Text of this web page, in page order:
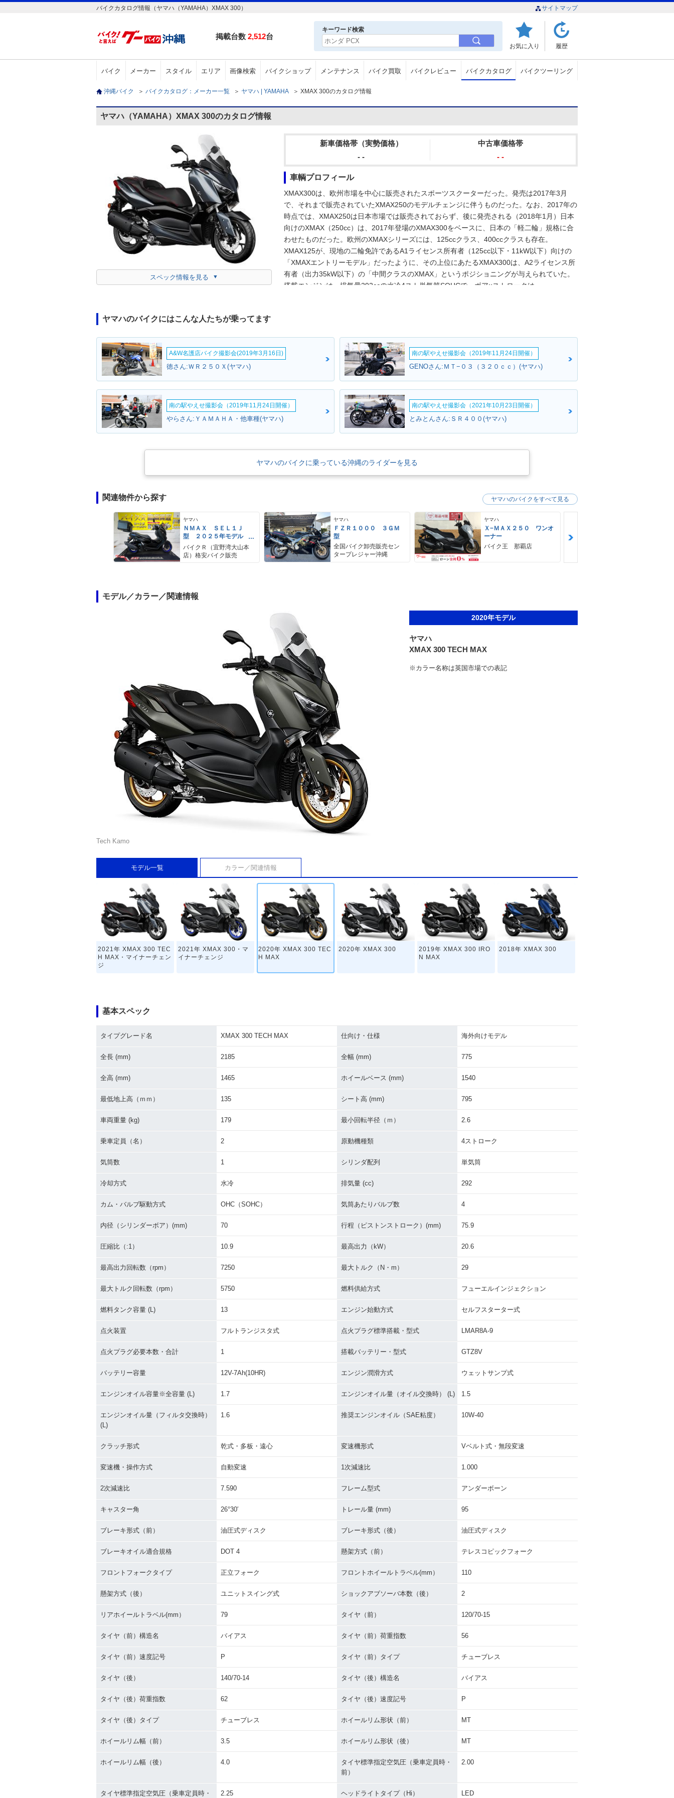
バイクカタログ情報（ヤマハ（YAMAHA）XMAX 300） サイトマップ
掲載台数 2,512台
キーワード検索
お気に入り 履歴
バイク メーカー スタイル エリア 画像検索 バイクショップ メンテナンス バイク買取 バイクレビュー バイクカタログ バイクツーリング
沖縄バイク ＞ バイクカタログ：メーカー一覧 ＞ ヤマハ | YAMAHA ＞ XMAX 300のカタログ情報
ヤマハ（YAMAHA）XMAX 300のカタログ情報
スペック情報を見る
新車価格帯（実勢価格）
- -
中古車価格帯
- -
車輌プロフィール
XMAX300は、欧州市場を中心に販売されたスポーツスクーターだった。発売は2017年3月
で、それまで販売されていたXMAX250のモデルチェンジに伴うものだった。なお、2017年の
時点では、XMAX250は日本市場では販売されておらず、後に発売される（2018年1月）日本
向けのXMAX（250cc）は、2017年登場のXMAX300をベースに、日本の「軽二輪」規格に合
わせたものだった。欧州のXMAXシリーズには、125ccクラス、400ccクラスも存在。
XMAX125が、現地の二輪免許であるA1ライセンス所有者（125cc以下・11kW以下）向けの
「XMAXエントリーモデル」だったように、その上位にあたるXMAX300は、A2ライセンス所
有者（出力35kW以下）の「中間クラスのXMAX」というポジショニングが与えられていた。
搭載エンジンは、排気量292ccの水冷4スト単気筒SOHCで、ボア×ストロークは、
ヤマハのバイクにはこんな人たちが乗ってます
A&W名護店バイク撮影会(2019年3月16日)
徳さん:ＷＲ２５０Ｘ(ヤマハ)
南の駅やえせ撮影会（2019年11月24日開催）
GENOさん:ＭＴ−０３（３２０ｃｃ）(ヤマハ)
南の駅やえせ撮影会（2019年11月24日開催）
やらさん:ＹＡＭＡＨＡ・他車種(ヤマハ)
南の駅やえせ撮影会（2021年10月23日開催）
とみとんさん:ＳＲ４００(ヤマハ)
ヤマハのバイクに乗っている沖縄のライダーを見る
関連物件から探す
ヤマハ
ＮＭＡＸ ＳＥＬ１Ｊ
型 ２０２５年モデル
ＡＢＳ キーレス リア
キャリア リアＢＯＸ
バイクＲ（宜野湾大山本
店）格安バイク販売
ヤマハ
ＦＺＲ１０００ ３ＧＭ
型
全国バイク卸売販売セン
タープレジャー沖縄
ヤマハ
Ｘ−ＭＡＸ２５０ ワンオ
ーナー
バイク王 那覇店
ヤマハのバイクをすべて見る
モデル／カラー／関連情報
Tech Kamo
2020年モデル
ヤマハ
XMAX 300 TECH MAX
※カラー名称は英国市場での表記
モデル一覧 カラー／関連情報
2021年 XMAX 300 TEC
H MAX・マイナーチェン
ジ
2021年 XMAX 300・マ
イナーチェンジ
2020年 XMAX 300 TEC
H MAX
2020年 XMAX 300
2019年 XMAX 300 IRO
N MAX
2018年 XMAX 300
登場
基本スペック
タイプグレード名 XMAX 300 TECH MAX 仕向け・仕様 海外向けモデル
全長 (mm) 2185 全幅 (mm) 775
全高 (mm) 1465 ホイールベース (mm) 1540
最低地上高（ｍｍ） 135 シート高 (mm) 795
車両重量 (kg) 179 最小回転半径（ｍ） 2.6
乗車定員（名） 2 原動機種類 4ストローク
気筒数 1 シリンダ配列 単気筒
冷却方式 水冷 排気量 (cc) 292
カム・バルブ駆動方式 OHC（SOHC） 気筒あたりバルブ数 4
内径（シリンダーボア）(mm) 70 行程（ピストンストローク）(mm) 75.9
圧縮比（:1） 10.9 最高出力（kW） 20.6
最高出力回転数（rpm） 7250 最大トルク（N・m） 29
最大トルク回転数（rpm） 5750 燃料供給方式 フューエルインジェクション
燃料タンク容量 (L) 13 エンジン始動方式 セルフスターター式
点火装置 フルトランジスタ式 点火プラグ標準搭載・型式 LMAR8A-9
点火プラグ必要本数・合計 1 搭載バッテリー・型式 GTZ8V
バッテリー容量 12V-7Ah(10HR) エンジン潤滑方式 ウェットサンプ式
エンジンオイル容量※全容量 (L) 1.7 エンジンオイル量（オイル交換時） (L) 1.5
エンジンオイル量（フィルタ交換時）
(L)
1.6 推奨エンジンオイル（SAE粘度） 10W-40
クラッチ形式 乾式・多板・遠心 変速機形式 Vベルト式・無段変速
変速機・操作方式 自動変速 1次減速比 1.000
2次減速比 7.590 フレーム型式 アンダーボーン
キャスター角 26°30′ トレール量 (mm) 95
ブレーキ形式（前） 油圧式ディスク ブレーキ形式（後） 油圧式ディスク
ブレーキオイル適合規格 DOT 4 懸架方式（前） テレスコピックフォーク
フロントフォークタイプ 正立フォーク フロントホイールトラベル(mm） 110
懸架方式（後） ユニットスイング式 ショックアブソーバ本数（後） 2
リアホイールトラベル(mm） 79 タイヤ（前） 120/70-15
タイヤ（前）構造名 バイアス タイヤ（前）荷重指数 56
タイヤ（前）速度記号 P タイヤ（前）タイプ チューブレス
タイヤ（後） 140/70-14 タイヤ（後）構造名 バイアス
タイヤ（後）荷重指数 62 タイヤ（後）速度記号 P
タイヤ（後）タイプ チューブレス ホイールリム形状（前） MT
ホイールリム幅（前） 3.5 ホイールリム形状（後） MT
ホイールリム幅（後） 4.0
タイヤ標準指定空気圧（乗車定員時・
前）
2.00
タイヤ標準指定空気圧（乗車定員時・ 2.25 ヘッドライトタイプ（Hi） LED